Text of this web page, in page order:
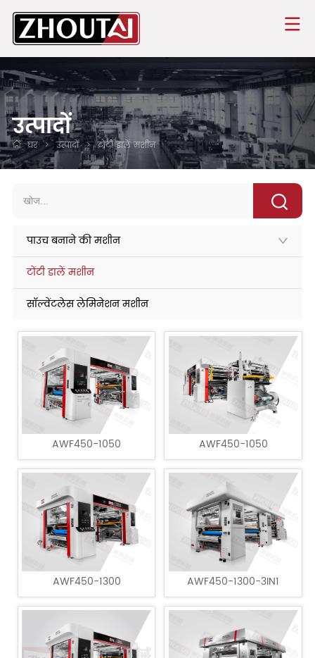
उत्पादों
घर > उत्पादों > टोंटी डालें मशीन
पाउच बनाने की मशीन
टोंटी डालें मशीन
सॉल्वेंटलेस लेमिनेशन मशीन
AWF450-1050 AWF450-1050
AWF450-1300 AWF450-1300-3IN1